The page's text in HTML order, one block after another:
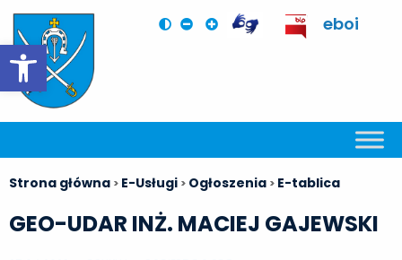
Otwórz pasek narzędzi
eboi
Strona główna > E-Usługi > Ogłoszenia > E-tablica
GEO-UDAR INŻ. MACIEJ GAJEWSKI